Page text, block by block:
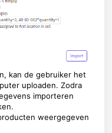
kan de gebruiker het
uploaden. Zodra
importeren
weergegeven